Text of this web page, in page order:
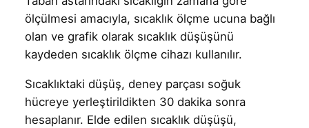
ölçülmesi amacıyla, sıcaklık ölçme ucuna bağlı
olan ve grafik olarak sıcaklık düşüşünü
kaydeden sıcaklık ölçme cihazı kullanılır.
Sıcaklıktaki düşüş, deney parçası soğuk
hücreye yerleştirildikten 30 dakika sonra
hesaplanır. Elde edilen sıcaklık düşüşü,